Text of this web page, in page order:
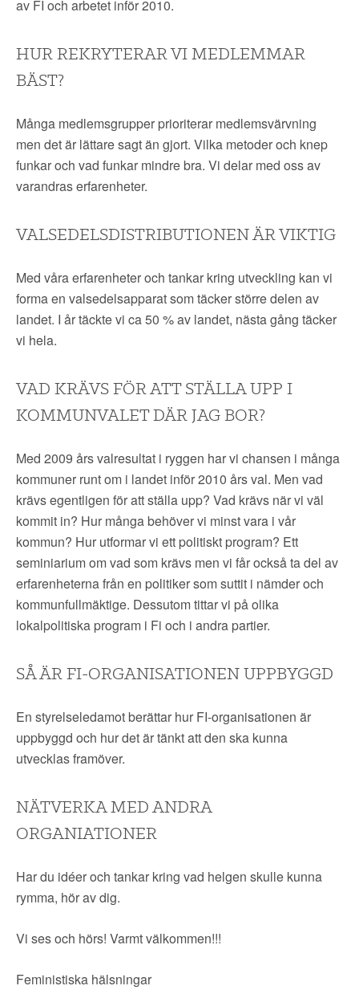
av FI och arbetet inför 2010.
HUR REKRYTERAR VI MEDLEMMAR
BÄST?
Många medlemsgrupper prioriterar medlemsvärvning
men det är lättare sagt än gjort. Vilka metoder och knep
funkar och vad funkar mindre bra. Vi delar med oss av
varandras erfarenheter.
VALSEDELSDISTRIBUTIONEN ÄR VIKTIG
Med våra erfarenheter och tankar kring utveckling kan vi
forma en valsedelsapparat som täcker större delen av
landet. I år täckte vi ca 50 % av landet, nästa gång täcker
vi hela.
VAD KRÄVS FÖR ATT STÄLLA UPP I
KOMMUNVALET DÄR JAG BOR?
Med 2009 års valresultat i ryggen har vi chansen i många
kommuner runt om i landet inför 2010 års val. Men vad
krävs egentligen för att ställa upp? Vad krävs när vi väl
kommit in? Hur många behöver vi minst vara i vår
kommun? Hur utformar vi ett politiskt program? Ett
seminiarium om vad som krävs men vi får också ta del av
erfarenheterna från en politiker som suttit i nämder och
kommunfullmäktige. Dessutom tittar vi på olika
lokalpolitiska program i Fi och i andra partier.
SÅ ÄR FI-ORGANISATIONEN UPPBYGGD
En styrelseledamot berättar hur FI-organisationen är
uppbyggd och hur det är tänkt att den ska kunna
utvecklas framöver.
NÄTVERKA MED ANDRA
ORGANIATIONER
Har du idéer och tankar kring vad helgen skulle kunna
rymma, hör av dig.
Vi ses och hörs! Varmt välkommen!!!
Feministiska hälsningar